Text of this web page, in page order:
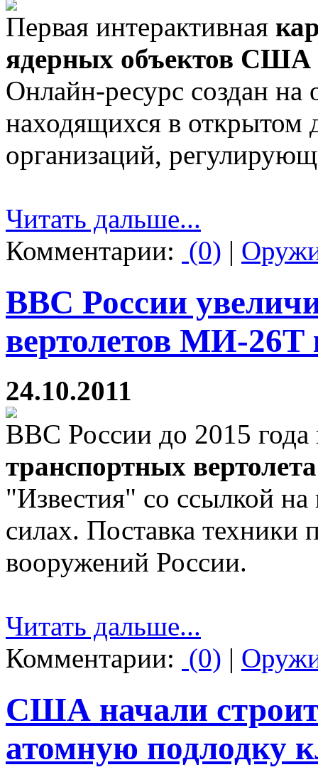
Первая интерактивная
ядерных объектов США
Онлайн-ресурс создан
находящихся в открытом
организаций,
Читать дальше...
Комментарии: (0) |
ВВС России
вертолетов МИ-26Т
24.10.2011
ВВС России до 2015 года
транспортных
"Известия" со ссылкой
силах. Поставка техники
вооружений России.
Читать дальше...
Комментарии: (0) |
США начали
атомную подлодку